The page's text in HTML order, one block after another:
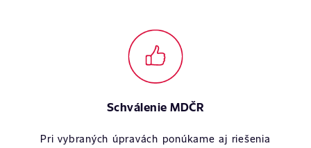
Schválenie MDČR
Pri vybraných úpravách ponúkame aj riešenia